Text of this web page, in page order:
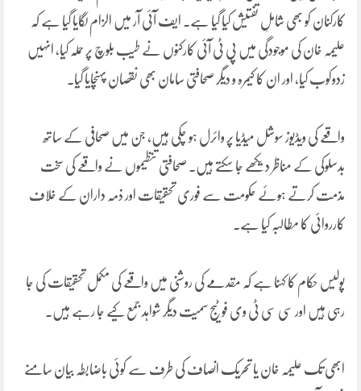
کارکنان کو بھی شاملِ تفتیش کیا گیا ہے۔ ایف آئی آر میں الزام لگایا گیا ہے کہ
علیمہ خان کی موجودگی میں پی ٹی آئی کارکنوں نے طیب بلوچ پر حملہ کیا، انہیں
زدوکوب کیا، اور ان کا کیمرہ و دیگر صحافتی سامان بھی نقصان پہنچایا گیا۔
واقعے کی ویڈیوز سوشل میڈیا پر وائرل ہو چکی ہیں، جن میں صحافی کے ساتھ
بدسلوکی کے مناظر دیکھے جا سکتے ہیں۔ صحافتی تنظیموں نے واقعے کی سخت
مذمت کرتے ہوئے حکومت سے فوری تحقیقات اور ذمہ داران کے خلاف
کارروائی کا مطالبہ کیا ہے۔
پولیس حکام کا کہنا ہے کہ مقدمے کی روشنی میں واقعے کی مکمل تحقیقات کی جا
رہی ہیں اور سی سی ٹی وی فوٹیج سمیت دیگر شواہد جمع کیے جا رہے ہیں۔
ابھی تک علیمہ خان یا تحریک انصاف کی طرف سے کوئی باضابطہ بیان سامنے